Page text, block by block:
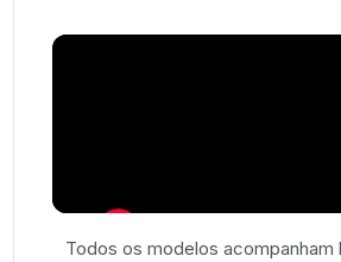
Todos os modelos